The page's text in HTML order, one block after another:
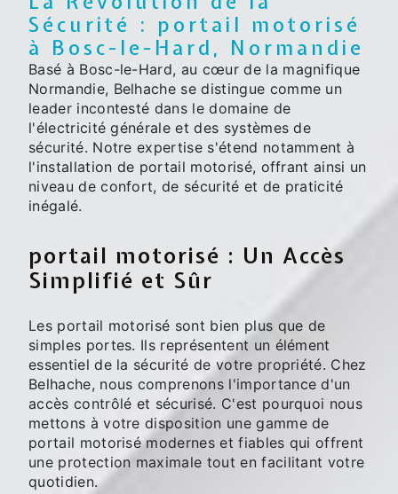
Sécurité : portail motorisé
à Bosc-le-Hard, Normandie
Basé à Bosc-le-Hard, au cœur de la magnifique
Normandie, Belhache se distingue comme un
leader incontesté dans le domaine de
l'électricité générale et des systèmes de
sécurité. Notre expertise s'étend notamment à
l'installation de portail motorisé, offrant ainsi un
niveau de confort, de sécurité et de praticité
inégalé.
portail motorisé : Un Accès
Simplifié et Sûr
Les portail motorisé sont bien plus que de
simples portes. Ils représentent un élément
essentiel de la sécurité de votre propriété. Chez
Belhache, nous comprenons l'importance d'un
accès contrôlé et sécurisé. C'est pourquoi nous
mettons à votre disposition une gamme de
portail motorisé modernes et fiables qui offrent
une protection maximale tout en facilitant votre
quotidien.